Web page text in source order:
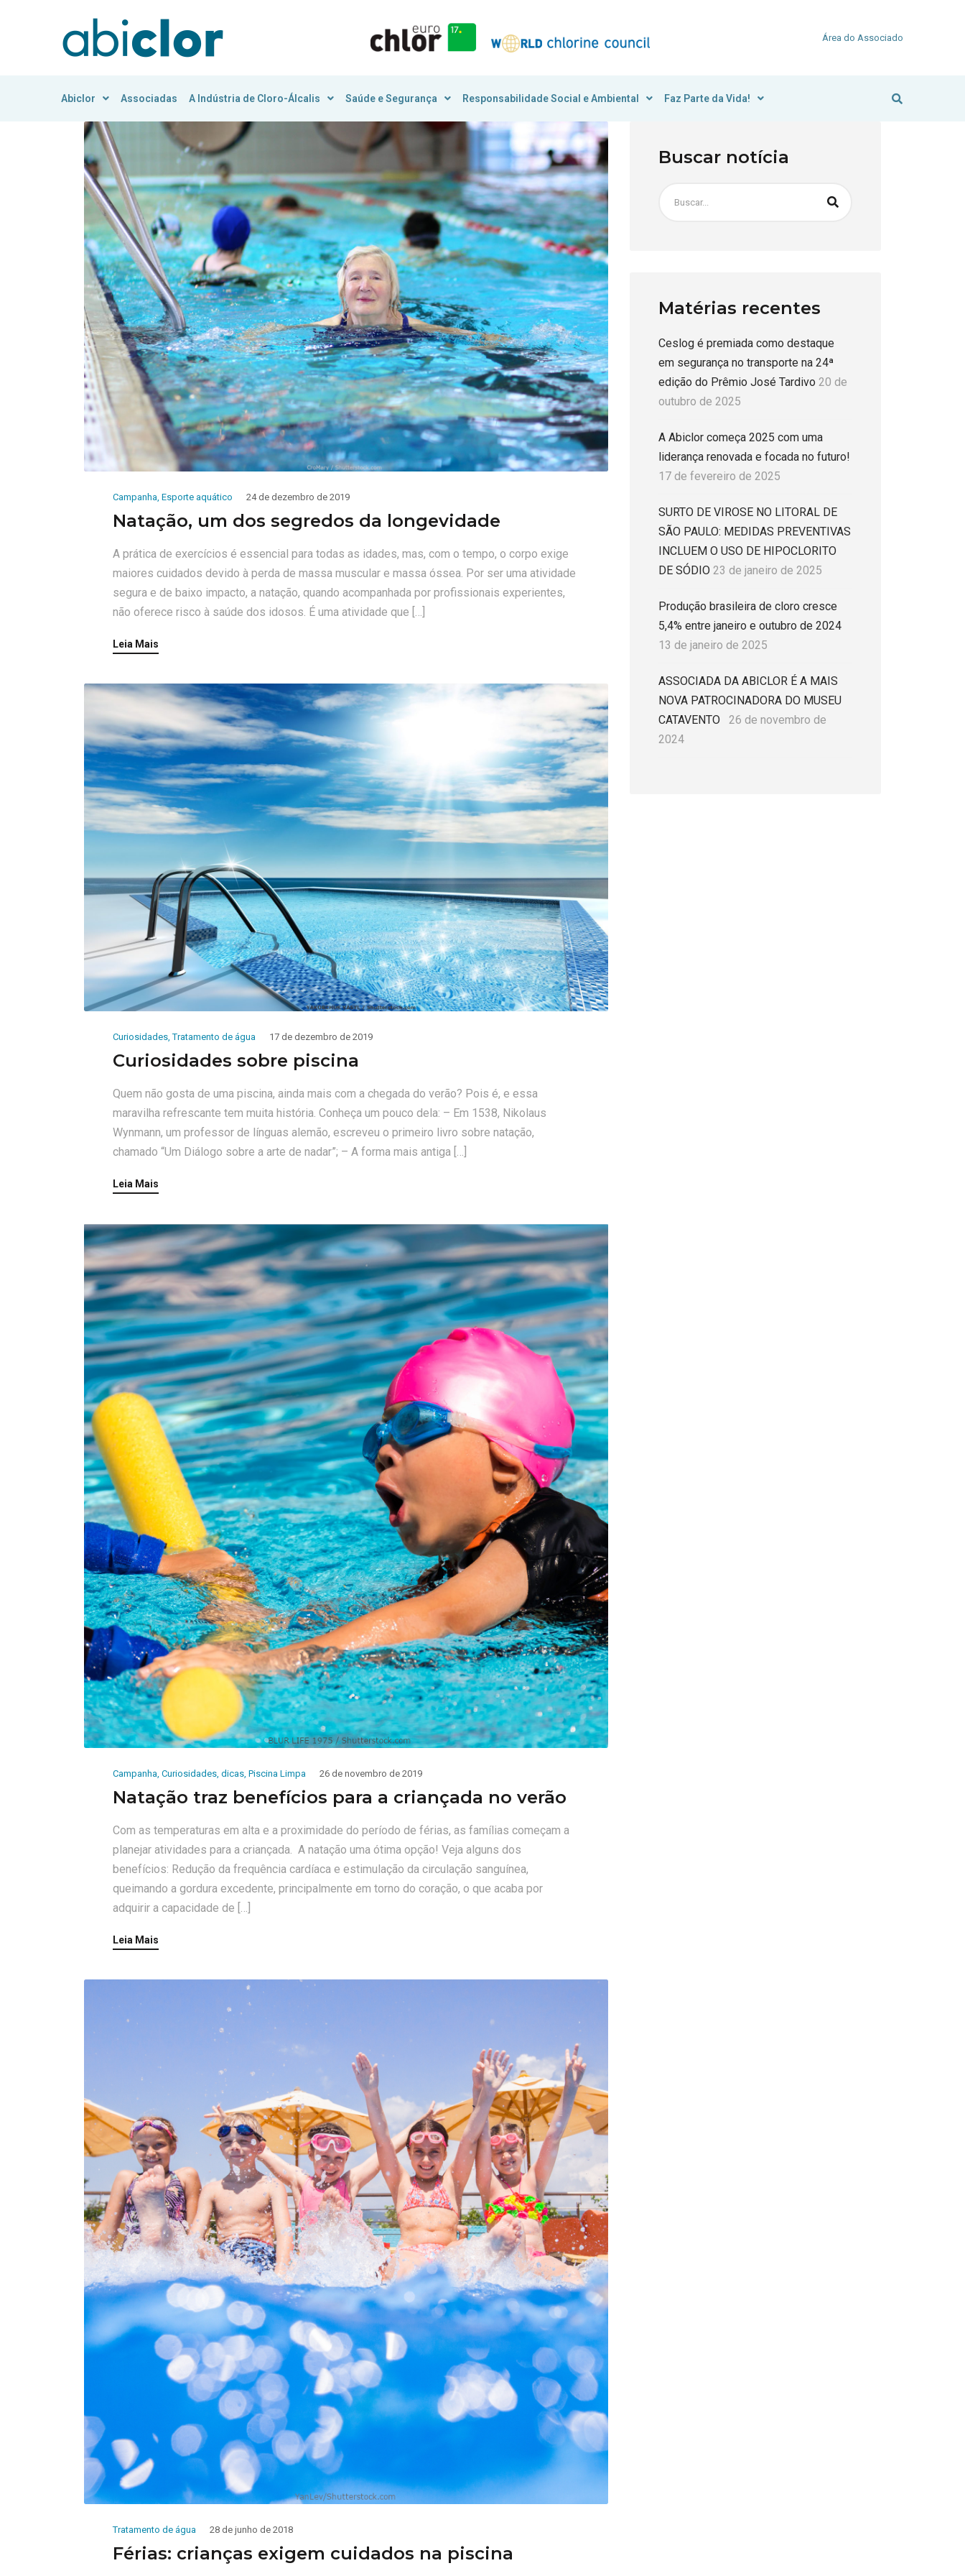
Área do Associado
Abiclor Associadas A Indústria de Cloro-Álcalis Saúde e Segurança Responsabilidade Social e Ambiental Faz Parte da Vida!
Campanha Esporte aquático 24 de dezembro de 2019
Natação, um dos segredos da longevidade
A prática de exercícios é essencial para todas as idades, mas, com o tempo, o corpo exige
maiores cuidados devido à perda de massa muscular e massa óssea. Por ser uma atividade
segura e de baixo impacto, a natação, quando acompanhada por profissionais experientes,
não oferece risco à saúde dos idosos. É uma atividade que […]
Leia Mais
Curiosidades ,Tratamento de água 17 de dezembro de 2019
Curiosidades sobre piscina
Quem não gosta de uma piscina, ainda mais com a chegada do verão? Pois é, e essa
maravilha refrescante tem muita história. Conheça um pouco dela: – Em 1538, Nikolaus
Wynmann, um professor de línguas alemão, escreveu o primeiro livro sobre natação,
chamado “Um Diálogo sobre a arte de nadar”; – A forma mais antiga […]
Leia Mais
Campanha Curiosidades dicas Piscina Limpa 26 de novembro de 2019
Natação traz benefícios para a criançada no verão
Com as temperaturas em alta e a proximidade do período de férias, as famílias começam a
planejar atividades para a criançada. A natação uma ótima opção! Veja alguns dos
benefícios: Redução da frequência cardíaca e estimulação da circulação sanguínea,
queimando a gordura excedente, principalmente em torno do coração, o que acaba por
adquirir a capacidade de […]
Leia Mais
Tratamento de água 28 de junho de 2018
Férias: crianças exigem cuidados na piscina
Buscar notícia
Matérias recentes
Ceslog é premiada como destaque
em segurança no transporte na 24ª
edição do Prêmio José Tardivo 20 de
outubro de 2025
A Abiclor começa 2025 com uma
liderança renovada e focada no futuro!
17 de fevereiro de 2025
SURTO DE VIROSE NO LITORAL DE
SÃO PAULO: MEDIDAS PREVENTIVAS
INCLUEM O USO DE HIPOCLORITO
DE SÓDIO 23 de janeiro de 2025
Produção brasileira de cloro cresce
5,4% entre janeiro e outubro de 2024
13 de janeiro de 2025
ASSOCIADA DA ABICLOR É A MAIS
NOVA PATROCINADORA DO MUSEU
CATAVENTO
26 de novembro de
2024